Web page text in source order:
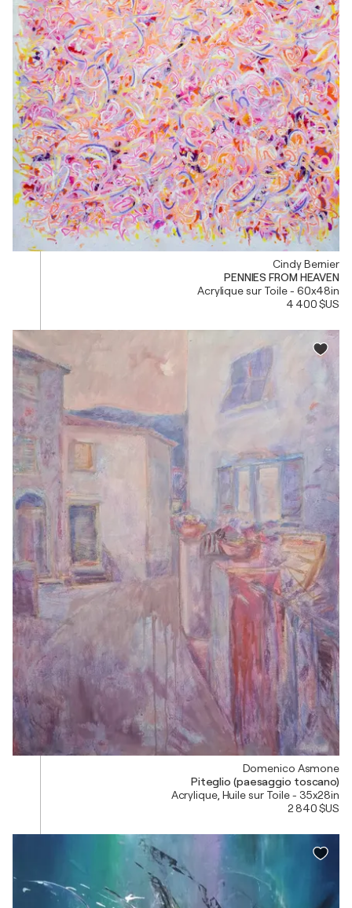
Cindy Bernier
PENNIES FROM HEAVEN
Acrylique sur Toile - 60x48in
4 400 $US
Domenico Asmone
Piteglio (paesaggio toscano)
Acrylique, Huile sur Toile - 35x28in
2 840 $US